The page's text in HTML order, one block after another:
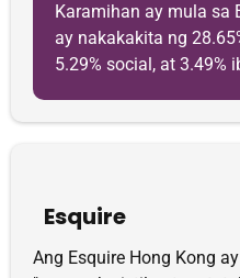
Karamihan ay mula sa
ay nakakakita ng
5.29% social, at 3.49%
Esquire
Ang Esquire Hong Kong